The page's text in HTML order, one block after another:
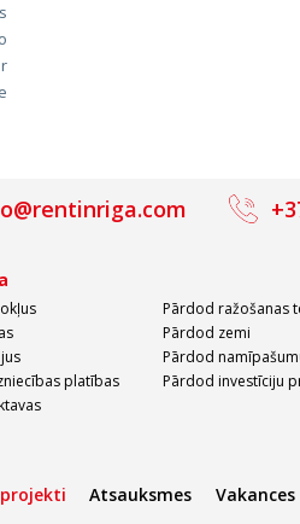
platības
Pārdod ražošanas
Pārdod zemi
Pārdod
Pārdod investīciju
Atsauksmes Vakances